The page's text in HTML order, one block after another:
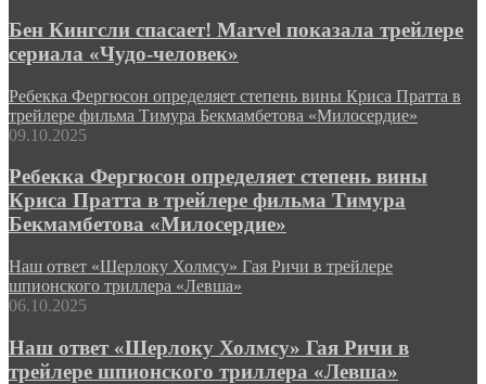
Бен Кингсли спасает! Marvel показала трейлере
сериала «Чудо-человек»
Ребекка Фергюсон определяет степень вины Криса Пратта в
трейлере фильма Тимура Бекмамбетова «Милосердие»
09.10.2025
Ребекка Фергюсон определяет степень вины
Криса Пратта в трейлере фильма Тимура
Бекмамбетова «Милосердие»
Наш ответ «Шерлоку Холмсу» Гая Ричи в трейлере
шпионского триллера «Левша»
06.10.2025
Наш ответ «Шерлоку Холмсу» Гая Ричи в
трейлере шпионского триллера «Левша»